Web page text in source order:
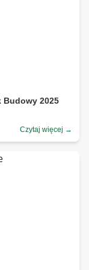
Budowy 2025
Czytaj więcej →